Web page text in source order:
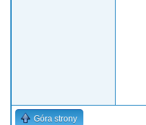
Góra strony